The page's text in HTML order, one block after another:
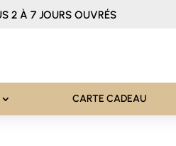
2 À 7 JOURS OUVRÉS
CARTE CADEAU